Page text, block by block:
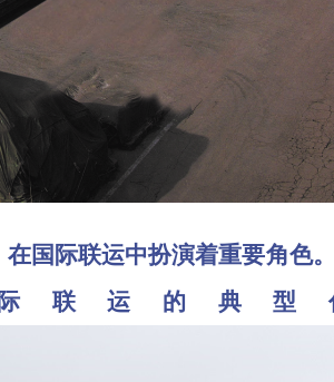
际联运中扮演着重要角色
联运的典型